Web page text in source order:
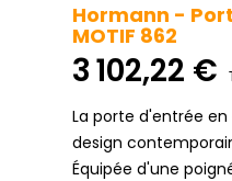
Hormann -
MOTIF 862
3 102,22 €
La porte d'entrée en
design
Équipée d'une